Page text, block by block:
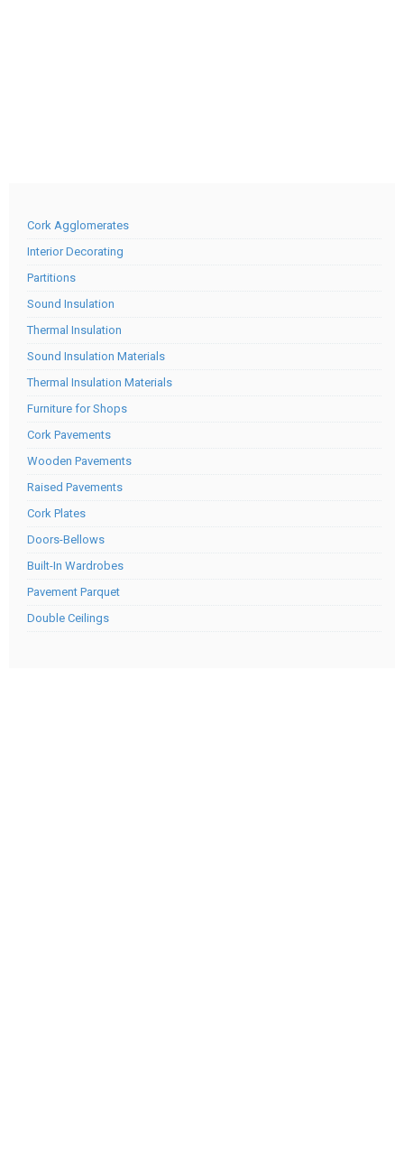
Cork Agglomerates
Interior Decorating
Partitions
Sound Insulation
Thermal Insulation
Sound Insulation Materials
Thermal Insulation Materials
Furniture for Shops
Cork Pavements
Wooden Pavements
Raised Pavements
Cork Plates
Doors-Bellows
Built-In Wardrobes
Pavement Parquet
Double Ceilings